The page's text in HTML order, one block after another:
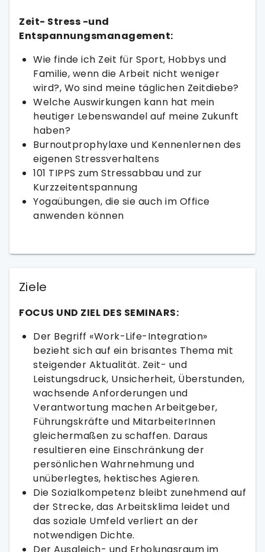
Zeit- Stress -und
Entspannungsmanagement:
Wie finde ich Zeit für Sport, Hobbys und
Familie, wenn die Arbeit nicht weniger
wird?, Wo sind meine täglichen Zeitdiebe?
Welche Auswirkungen kann hat mein
heutiger Lebenswandel auf meine Zukunft
haben?
Burnoutprophylaxe und Kennenlernen des
eigenen Stressverhaltens
101 TIPPS zum Stressabbau und zur
Kurzzeitentspannung
Yogaübungen, die sie auch im Office
anwenden können
Ziele
FOCUS UND ZIEL DES SEMINARS:
Der Begriff «Work-Life-Integration»
bezieht sich auf ein brisantes Thema mit
steigender Aktualität. Zeit- und
Leistungsdruck, Unsicherheit, Überstunden,
wachsende Anforderungen und
Verantwortung machen Arbeitgeber,
Führungskräfte und MitarbeiterInnen
gleichermaßen zu schaffen. Daraus
resultieren eine Einschränkung der
persönlichen Wahrnehmung und
unüberlegtes, hektisches Agieren.
Die Sozialkompetenz bleibt zunehmend auf
der Strecke, das Arbeitsklima leidet und
das soziale Umfeld verliert an der
notwendigen Dichte.